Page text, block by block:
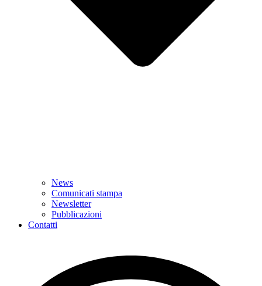
News
Comunicati stampa
Newsletter
Pubblicazioni
Contatti